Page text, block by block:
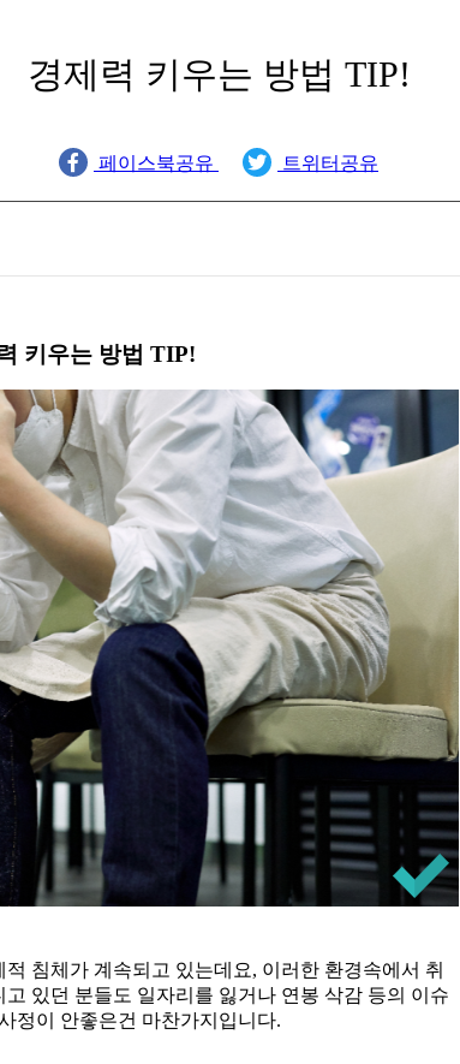
경제력 키우는 방법 TIP!
페이스북공유 트위터공유
키우는 방법 TIP!
침체가 계속되고 있는데요, 이러한 환경속에서 취
있던 분들도 일자리를 잃거나 연봉 삭감 등의 이슈
정이 안좋은건 마찬가지입니다.